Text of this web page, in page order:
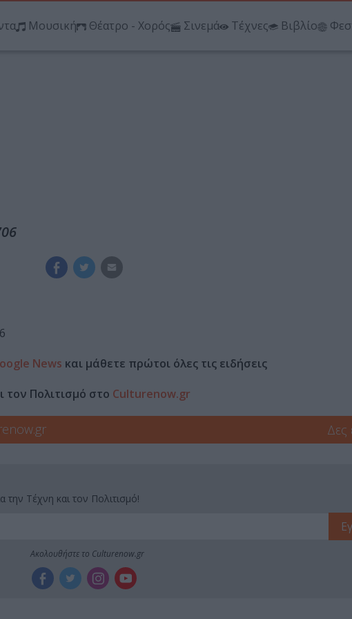
Μουσική Θέατρο - Χορός Σινεμά Τέχνες Βιβλίο
News και μάθετε πρώτοι όλες τις ειδήσεις
τον Πολιτισμό στο Culturenow.gr
Δες
Τέχνη και τον Πολιτισμό!
Ακολουθήστε το Culturenow.gr